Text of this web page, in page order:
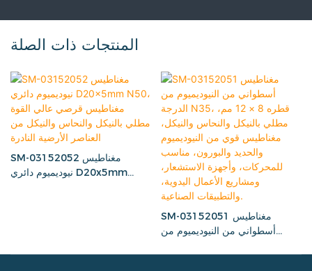
المنتجات ذات الصلة
SM-03152052 مغناطيس
نيوديميوم دائري D20x5mm
SM-03152051 مغناطيس
أسطواني من النيوديميوم من